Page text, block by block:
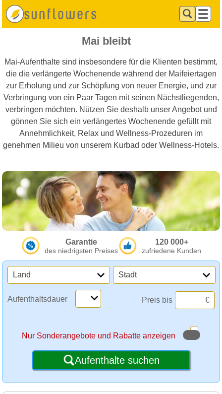
Mai bleibt
Mai-Aufenthalte sind insbesondere für die Klienten bestimmt,
die die verlängerte Wochenende während der Maifeiertagen
zur Erholung und zur Schöpfung von neuer Energie, und zur
Verbringung von ein Paar Tagen mit seinen Nächstliegenden,
verbringen möchten. Nützen Sie deshalb unser Angebot und
gönnen Sie sich ein verlängertes Wochenende gefüllt mit
Annehmlichkeit, Relax und Wellness-Prozeduren im
genehmen Milieu von unserem Kurbad oder Wellness-Hotels.
Garantie
des niedrigsten Preises
120 000+
zufriedene Kunden
Land Stadt
Aufenthaltsdauer Preis bis €
Nur Sonderangebote und Rabatte anzeigen
Aufenthalte suchen